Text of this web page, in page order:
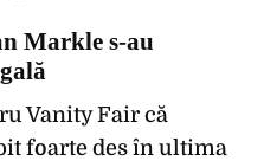
Markle s-au
Vanity Fair că
foarte des în ultima